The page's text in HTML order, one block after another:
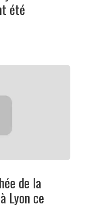
été
de la
Lyon ce